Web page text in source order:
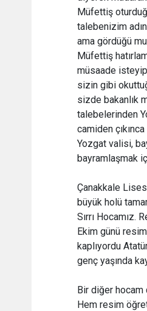
Müfettiş
talebenizim
ama gördüğü
Müfettiş
müsaade isteyip
sizin gibi
sizde bakanlık
talebelerinden
camiden
Yozgat valisi,
bayramlaşmak
Çanakkale
büyük holü
Sırrı Hocamız.
Ekim günü
kaplıyordu
genç yaşında
Bir diğer hocam
Hem resim